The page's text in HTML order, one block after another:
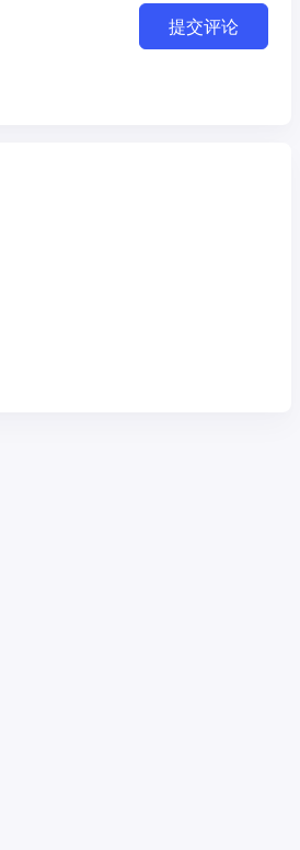
提交评论